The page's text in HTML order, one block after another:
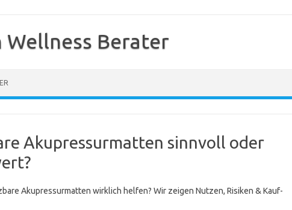
Wellness Berater
Akupressurmatten sinnvoll oder
Akupressurmatten wirklich helfen? Wir zeigen Nutzen, Risiken & Kauf-